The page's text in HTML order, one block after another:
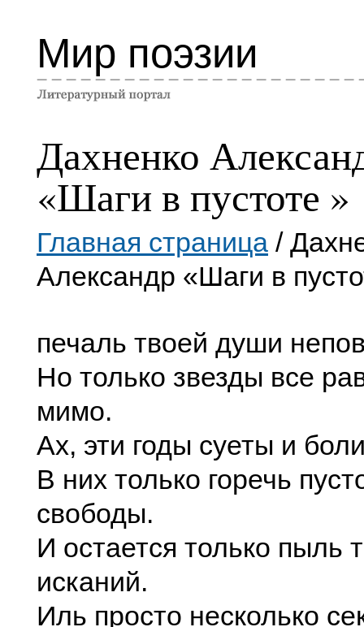
Мир поэзии
Дахненко
«Шаги в пустоте »
Главная страница /
Александр «Шаги в
печаль твоей души
Но только звезды все
мимо.
Ах, эти годы суеты и
В них только горечь
свободы.
И остается только пыль
исканий.
Иль просто несколько